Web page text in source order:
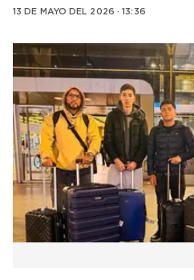
13 DE MAYO DEL 2026 · 13:36